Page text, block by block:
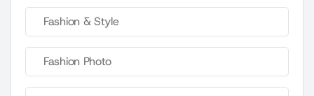
Fashion & Style
Fashion Photo